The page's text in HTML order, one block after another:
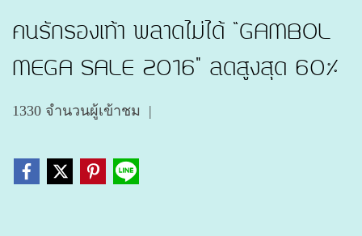
คนรักรองเท้า พลาดไม่ได้ “GAMBOL
MEGA SALE 2016" ลดสูงสุด 60%
1330 จำนวนผู้เข้าชม |